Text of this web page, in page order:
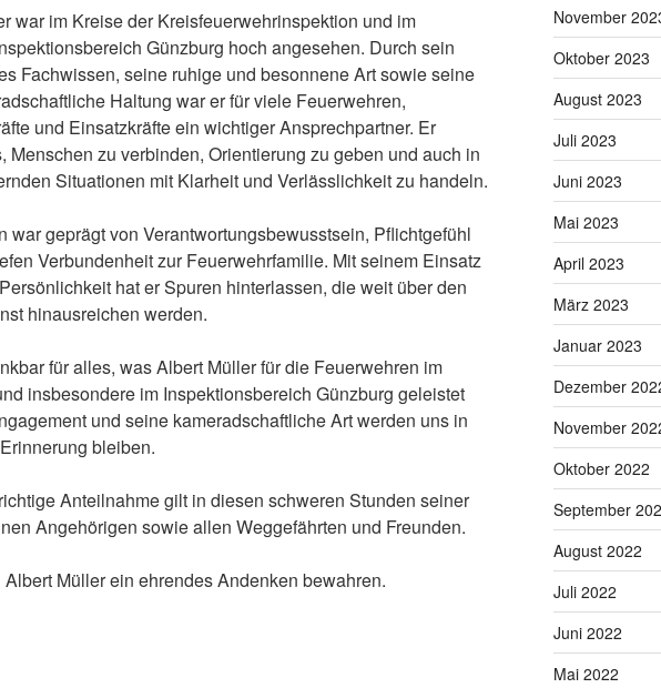
war im Kreise der Kreisfeuerwehrinspektion und im
Günzburg hoch angesehen. Durch sein
Fachwissen, seine ruhige und besonnene Art sowie seine
Haltung war er für viele Feuerwehren,
und Einsatzkräfte ein wichtiger Ansprechpartner. Er
Menschen zu verbinden, Orientierung zu geben und auch in
Situationen mit Klarheit und Verlässlichkeit zu handeln.
war geprägt von Verantwortungsbewusstsein, Pflichtgefühl
Verbundenheit zur Feuerwehrfamilie. Mit seinem Einsatz
hat er Spuren hinterlassen, die weit über den
hinausreichen werden.
für alles, was Albert Müller für die Feuerwehren im
insbesondere im Inspektionsbereich Günzburg geleistet
und seine kameradschaftliche Art werden uns in
bleiben.
Anteilnahme gilt in diesen schweren Stunden seiner
Angehörigen sowie allen Weggefährten und Freunden.
Müller ein ehrendes Andenken bewahren.
November
Oktober 2023
August 2023
Juli 2023
Juni 2023
Mai 2023
April 2023
März 2023
Januar 2023
Dezember
November
Oktober 2022
September
August 2022
Juli 2022
Juni 2022
Mai 2022